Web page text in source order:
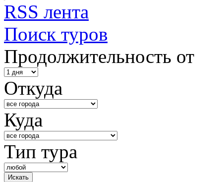
RSS лента
Поиск туров
Продолжительность от
Откуда
Куда
Тип тура